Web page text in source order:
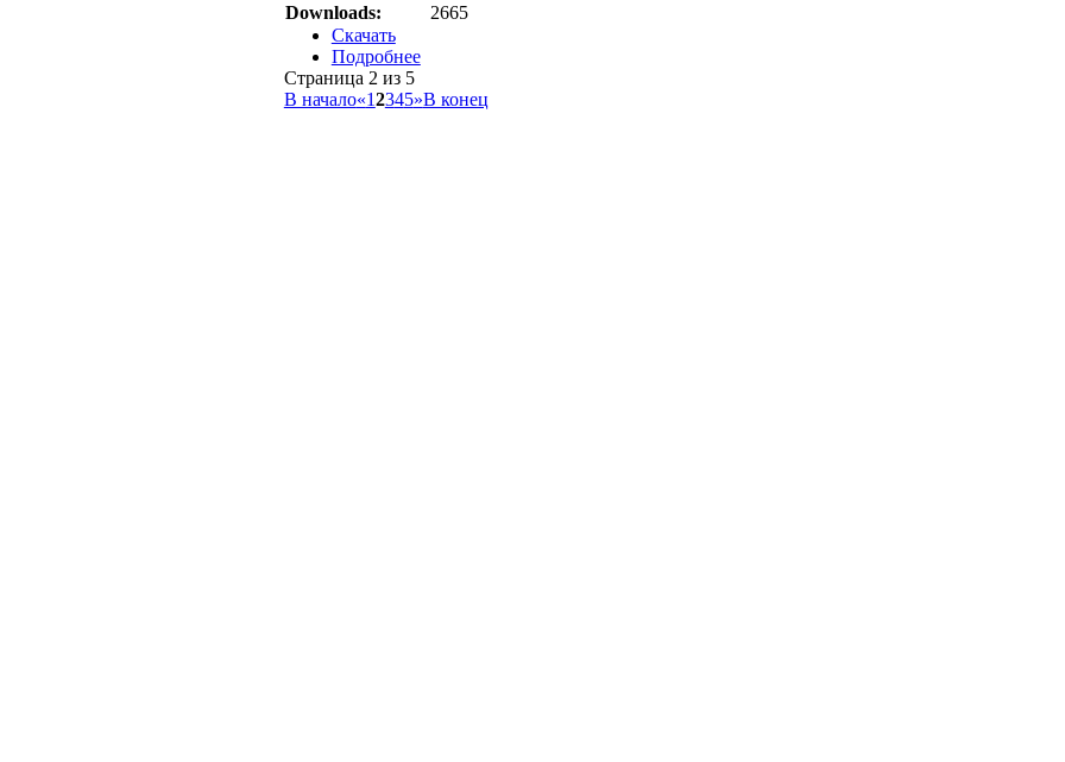
Downloads:
2665
Скачать
Подробнее
Страница 2 из 5
В начало«12345»В конец